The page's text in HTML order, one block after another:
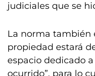
judiciales que se
La norma también
propiedad estará
espacio dedicado
ocurrido”, para lo